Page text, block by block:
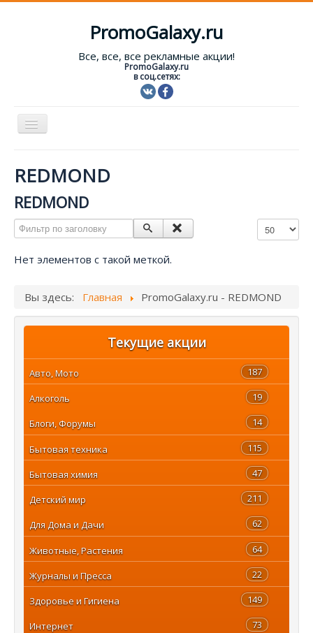
PromoGalaxy.ru
Все, все, все рекламные акции!
PromoGalaxy.ru
в соц.сетях:
Включить/
Форум
REDMOND
REDMOND
Фильтр по заголовку Кол-во
Нет элементов с такой меткой.
Вы здесь: Главная PromoGalaxy.ru - REDMOND
Текущие акции
187
Авто, Мото
19
Алкоголь
14
Блоги, Форумы
115
Бытовая техника
47
Бытовая химия
211
Детский мир
62
Для Дома и Дачи
64
Животные, Растения
22
Журналы и Пресса
149
Здоровье и Гигиена
73
Интернет